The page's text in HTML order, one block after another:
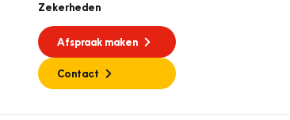
Zekerheden
Afspraak maken
Contact